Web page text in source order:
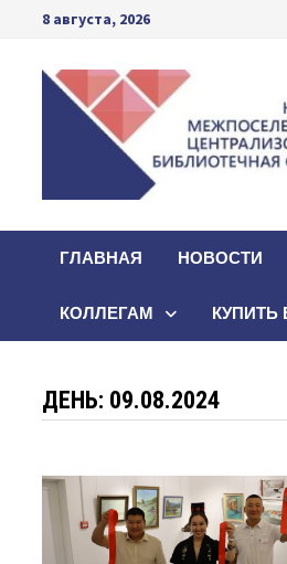
Перейти
содержимому
8 августа, 2026
ГЛАВНАЯ НОВОСТИ
КОЛЛЕГАМ КУПИТЬ
ДЕНЬ: 09.08.2024